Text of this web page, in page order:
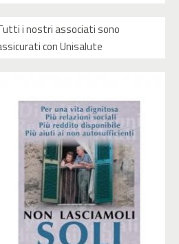
i nostri associati sono
con Unisalute